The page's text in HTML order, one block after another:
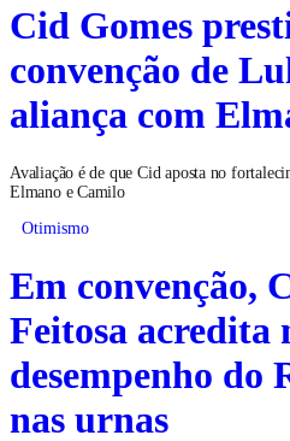
Cid Gomes
convenção de
aliança com
Avaliação é de que Cid aposta no
Elmano e Camilo
Otimismo
Em convenção,
Feitosa acredita
desempenho do
nas urnas